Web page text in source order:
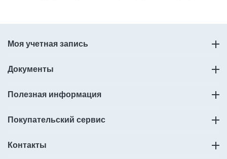
Моя учетная запись
Документы
Полезная информация
Покупательский сервис
Контакты